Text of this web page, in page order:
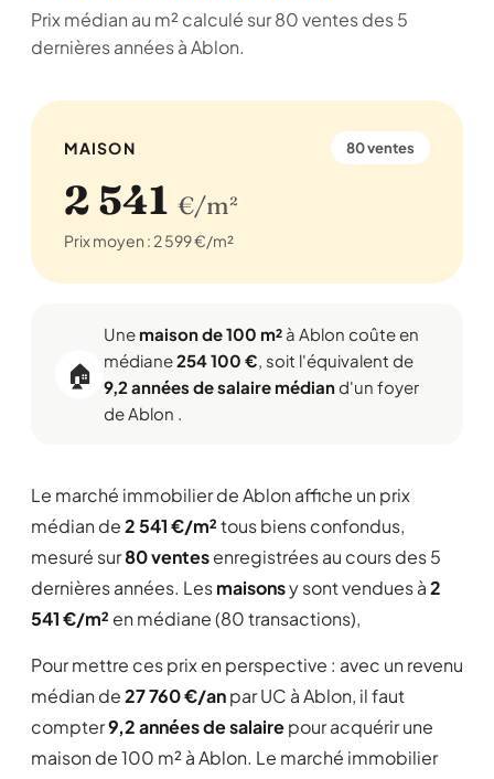
Prix médian au m² calculé sur 80 ventes des 5
dernières années à Ablon.
MAISON 80 ventes
2 541 €/m²
Prix moyen : 2 599 €/m²
🏠
Une maison de 100 m² à Ablon coûte en
médiane254 100 €, soit l'équivalent de
9,2 années de salaire médiand'un foyer
de Ablon .
Le marché immobilier de Ablon affiche un prix
médian de2 541 €/m²tous biens confondus,
mesuré sur80 ventesenregistrées au cours des 5
dernières années. Lesmaisonsy sont vendues à2
541 €/m² en médiane (80 transactions),
Pour mettre ces prix en perspective : avec un revenu
médian de27 760 €/anpar UC à Ablon, il faut
compter9,2 années de salairepour acquérir une
maison de 100 m² à Ablon. Le marché immobilier